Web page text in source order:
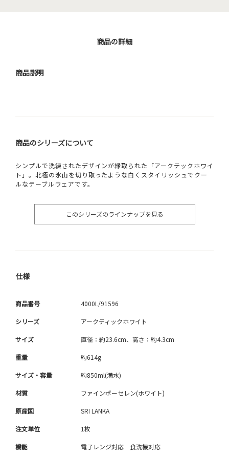
商品の詳細
商品説明
商品のシリーズについて
シンプルで洗練されたデザインが縁取られた「アークテックホワイ
ト」。北極の氷山を切り取ったような白くスタイリッシュでクー
ルなテーブルウェアです。
このシリーズのラインナップを見る
仕様
商品番号 4000L/91596
シリーズ アークティックホワイト
サイズ 直径：約23.6cm、高さ：約4.3cm
重量 約614g
サイズ・容量 約850ml(満水)
材質 ファインポーセレン(ホワイト)
原産国 SRI LANKA
注文単位 1枚
機能 電子レンジ対応 食洗機対応